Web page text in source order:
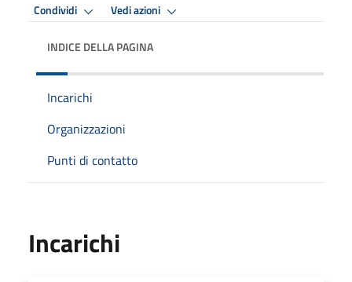
Condividi Vedi azioni
INDICE DELLA PAGINA
Incarichi
Organizzazioni
Punti di contatto
Incarichi